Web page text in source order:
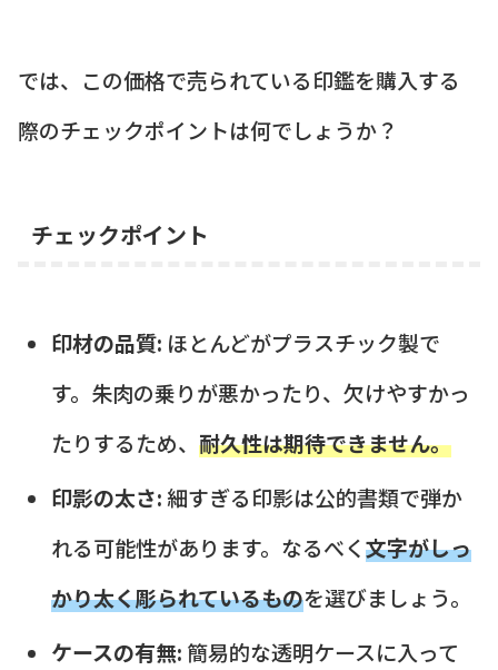
では、この価格で売られている印鑑を購入する
際のチェックポイントは何でしょうか？
チェックポイント
印材の品質: ほとんどがプラスチック製で
す。朱肉の乗りが悪かったり、欠けやすかっ
たりするため、 耐久性は期待できません。
印影の太さ:細すぎる印影は公的書類で弾か
れる可能性があります。なるべく文字がしっ
かり太く彫られているものを選びましょう。
ケースの有無: 簡易的な透明ケースに入って